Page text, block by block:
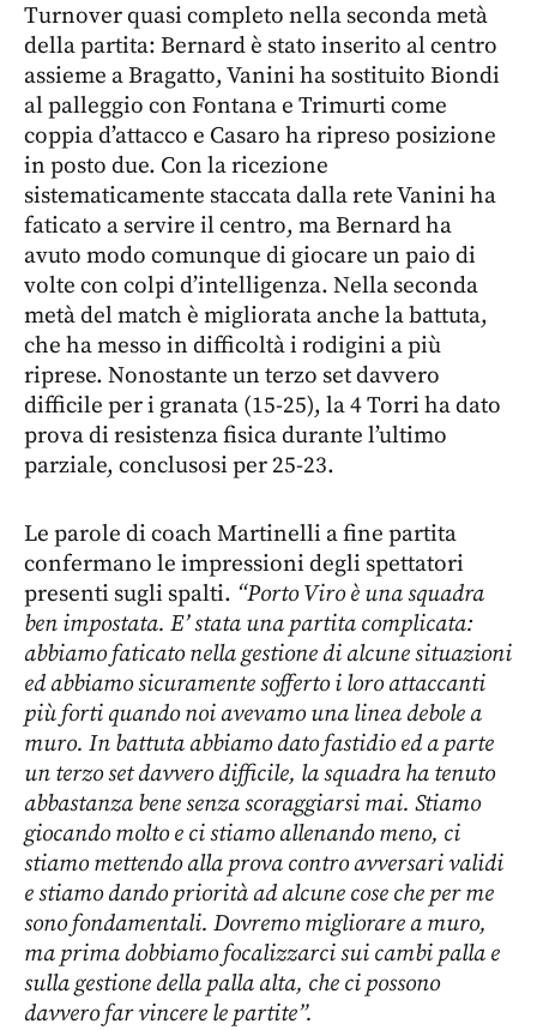
Turnover quasi completo nella seconda metà
della partita: Bernard è stato inserito al centro
assieme a Bragatto, Vanini ha sostituito Biondi
al palleggio con Fontana e Trimurti come
coppia d’attacco e Casaro ha ripreso posizione
in posto due. Con la ricezione
sistematicamente staccata dalla rete Vanini ha
faticato a servire il centro, ma Bernard ha
avuto modo comunque di giocare un paio di
volte con colpi d’intelligenza. Nella seconda
metà del match è migliorata anche la battuta,
che ha messo in difficoltà i rodigini a più
riprese. Nonostante un terzo set davvero
difficile per i granata (15-25), la 4 Torri ha dato
prova di resistenza fisica durante l’ultimo
parziale, conclusosi per 25-23.
Le parole di coach Martinelli a fine partita
confermano le impressioni degli spettatori
presenti sugli spalti. “Porto Viro è una squadra
ben impostata. E’ stata una partita complicata:
abbiamo faticato nella gestione di alcune situazioni
ed abbiamo sicuramente sofferto i loro attaccanti
più forti quando noi avevamo una linea debole a
muro. In battuta abbiamo dato fastidio ed a parte
un terzo set davvero difficile, la squadra ha tenuto
abbastanza bene senza scoraggiarsi mai. Stiamo
giocando molto e ci stiamo allenando meno, ci
stiamo mettendo alla prova contro avversari validi
e stiamo dando priorità ad alcune cose che per me
sono fondamentali. Dovremo migliorare a muro,
ma prima dobbiamo focalizzarci sui cambi palla e
sulla gestione della palla alta, che ci possono
davvero far vincere le partite”.